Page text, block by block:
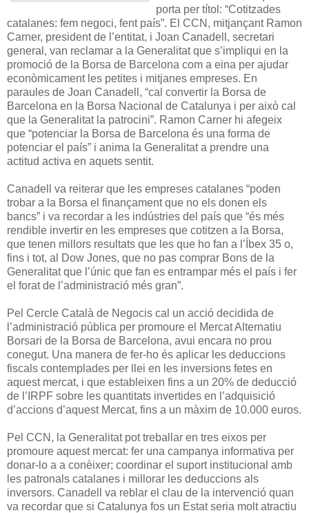
porta per títol: “Cotitzades
catalanes: fem negoci, fent país”. El CCN, mitjançant Ramon
Carner, president de l’entitat, i Joan Canadell, secretari
general, van reclamar a la Generalitat que s’impliqui en la
promoció de la Borsa de Barcelona com a eina per ajudar
econòmicament les petites i mitjanes empreses. En
paraules de Joan Canadell, “cal convertir la Borsa de
Barcelona en la Borsa Nacional de Catalunya i per això cal
que la Generalitat la patrocini”. Ramon Carner hi afegeix
que “potenciar la Borsa de Barcelona és una forma de
potenciar el país” i anima la Generalitat a prendre una
actitud activa en aquets sentit.
Canadell va reiterar que les empreses catalanes “poden
trobar a la Borsa el finançament que no els donen els
bancs” i va recordar a les indústries del país que “és més
rendible invertir en les empreses que cotitzen a la Borsa,
que tenen millors resultats que les que ho fan a l’Íbex 35 o,
fins i tot, al Dow Jones, que no pas comprar Bons de la
Generalitat que l’únic que fan es entrampar més el país i fer
el forat de l’administració més gran”.
Pel Cercle Català de Negocis cal un acció decidida de
l’administració pública per promoure el Mercat Alternatiu
Borsari de la Borsa de Barcelona, avui encara no prou
conegut. Una manera de fer-ho és aplicar les deduccions
fiscals contemplades per llei en les inversions fetes en
aquest mercat, i que estableixen fins a un 20% de deducció
de l’IRPF sobre les quantitats invertides en l’adquisició
d’accions d’aquest Mercat, fins a un màxim de 10.000 euros.
Pel CCN, la Generalitat pot treballar en tres eixos per
promoure aquest mercat: fer una campanya informativa per
donar-lo a a conèixer; coordinar el suport institucional amb
les patronals catalanes i millorar les deduccions als
inversors. Canadell va reblar el clau de la intervenció quan
va recordar que si Catalunya fos un Estat seria molt atractiu